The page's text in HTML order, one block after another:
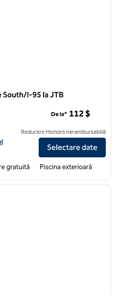
South/I-95 la JTB
Inn Jacksonville South/I-95 la
De la* 112 $
Reducere Honors nerambursabilă
Selectare date
gratuită Piscina exterioară